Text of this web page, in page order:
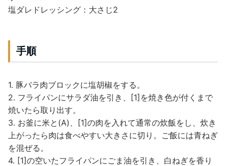
塩ダレドレッシング：大さじ2
手順
1. 豚バラ肉ブロックに塩胡椒をする。
2. フライパンにサラダ油を引き、[1]を焼き色が付くまで
焼いたら取り出す。
3. お釜に米と(A)、[1]の肉を入れて通常の炊飯をし、炊き
上がったら肉は食べやすい大きさに切り。ご飯には青ねぎ
を混ぜる。
4. [1]の空いたフライパンにごま油を引き、白ねぎを香り